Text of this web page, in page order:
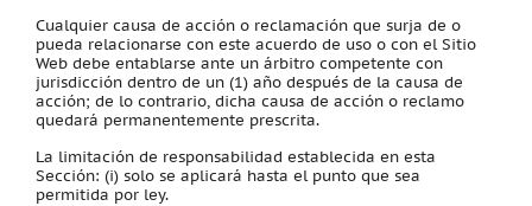
Cualquier causa de acción o reclamación que surja de o
pueda relacionarse con este acuerdo de uso o con el Sitio
Web debe entablarse ante un árbitro competente con
jurisdicción dentro de un (1) año después de la causa de
acción; de lo contrario, dicha causa de acción o reclamo
quedará permanentemente prescrita.
La limitación de responsabilidad establecida en esta
Sección: (i) solo se aplicará hasta el punto que sea
permitida por ley.